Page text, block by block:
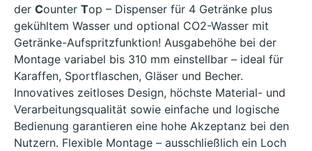
der Counter Top – Dispenser für 4 Getränke plus
gekühltem Wasser und optional CO2-Wasser mit
Getränke-Aufspritzfunktion! Ausgabehöhe bei der
Montage variabel bis 310 mm einstellbar – ideal für
Karaffen, Sportflaschen, Gläser und Becher.
Innovatives zeitloses Design, höchste Material- und
Verarbeitungsqualität sowie einfache und logische
Bedienung garantieren eine hohe Akzeptanz bei den
Nutzern. Flexible Montage – ausschließlich ein Loch